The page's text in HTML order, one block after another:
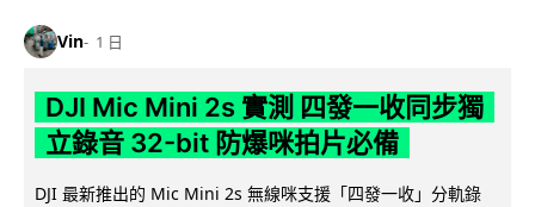
Vin 1 日
DJI Mic Mini 2s 實測 四發一收同步獨
立錄音 32-bit 防爆咪拍片必備
DJI 最新推出的 Mic Mini 2s 無線咪支援「四發一收」分軌錄